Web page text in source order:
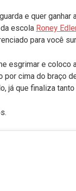
e quer
escola Roney
para você
esgrimar e coloco
por cima do braço
já que finaliza